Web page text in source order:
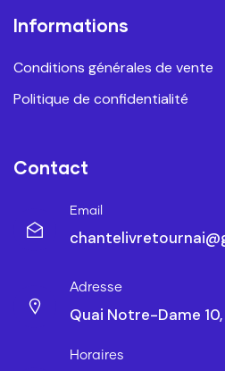
Informations
Conditions générales de vente
Politique de confidentialité
Contact
Email
Adresse
Quai Notre-Dame
Horaires